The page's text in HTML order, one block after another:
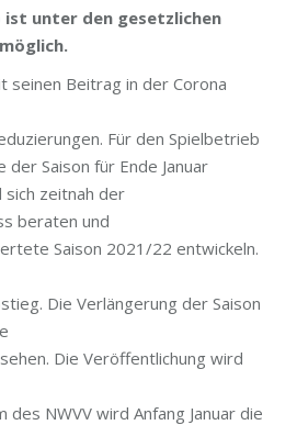
unter den gesetzlichen
seinen Beitrag in der Corona
Für den Spielbetrieb
Saison für Ende Januar
zeitnah der
beraten und
Saison 2021/22 entwickeln.
Die Verlängerung der Saison
Die Veröffentlichung wird
des NWVV wird Anfang Januar die